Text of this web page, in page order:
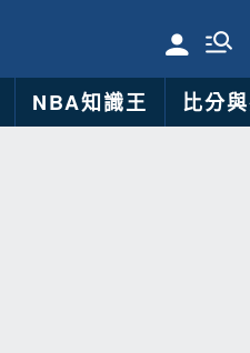
NBA知識王 比分